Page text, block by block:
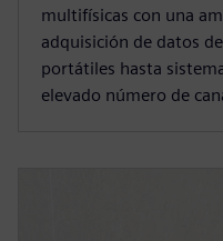
multifísicas con una
adquisición de datos
portátiles hasta
elevado número de